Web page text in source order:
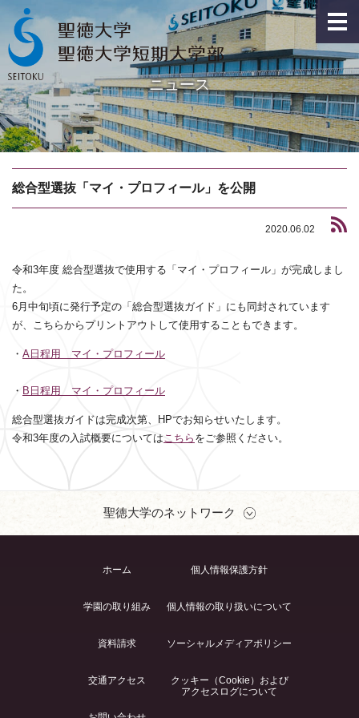
ニュース
総合型選抜「マイ・プロフィール」を公開
2020.06.02
令和3年度 総合型選抜で使用する「マイ・プロフィール」が完成しまし
た。
6月中旬頃に発行予定の「総合型選抜ガイド」にも同封されています
が、こちらからプリントアウトして使用することもできます。
・ A日程用 マイ・プロフィール
・ B日程用 マイ・プロフィール
総合型選抜ガイドは完成次第、HPでお知らせいたします。
令和3年度の入試概要についてはこちら をご参照ください。
聖徳大学のネットワーク
ホーム
学園の取り組み
資料請求
交通アクセス
個人情報保護方針
個人情報の取り扱いについて
ソーシャルメディアポリシー
クッキー（Cookie）および
アクセスログについて